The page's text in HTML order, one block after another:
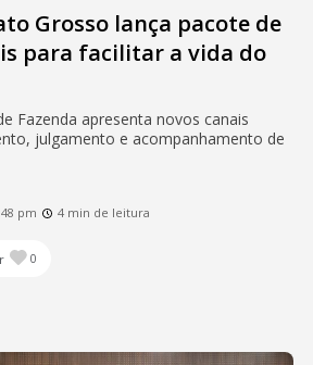
Grosso lança pacote de
para facilitar a vida do
Fazenda apresenta novos canais
julgamento e acompanhamento de
pm
4 min de leitura
0